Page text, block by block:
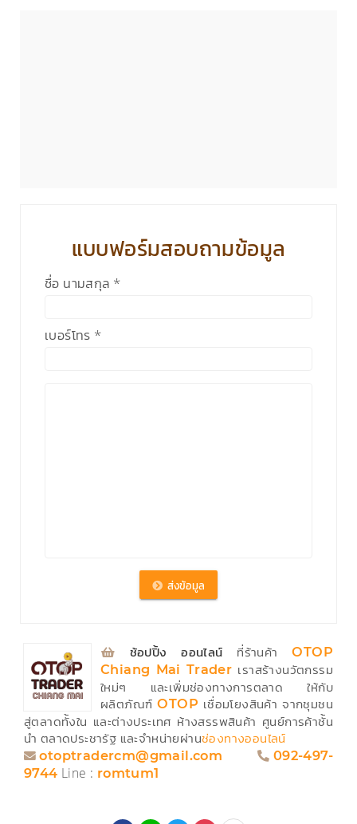
ช้อปปิ้ง ออนไลน์ ที่ร้านค้าOTOP
Chiang Mai Trader เราสร้างนวัตกรรม
ใหม่ๆ และเพิ่มช่องทางการตลาด ให้กับ
ผลิตภัณฑ์OTOP เชื่อมโยงสินค้า จากชุมชน
สู่ตลาดทั้งใน และต่างประเทศ ห้างสรรพสินค้า ศูนย์การค้าชั้น
นำ ตลาดประชารัฐ และจำหน่ายผ่านช่องทางออนไลน์
otoptradercm@gmail.com
092-497-
9744 Line : romtum1